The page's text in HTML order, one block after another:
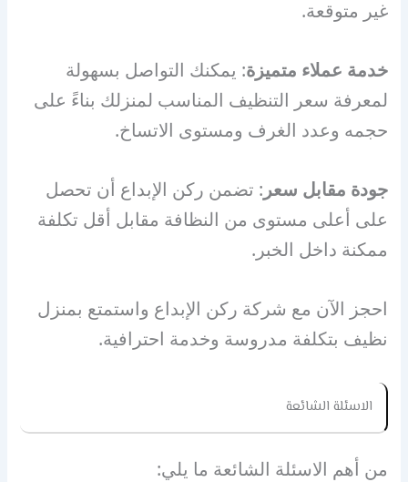
غير متوقعة.
خدمة عملاء متميزة: يمكنك التواصل بسهولة
لمعرفة سعر التنظيف المناسب لمنزلك بناءً على
حجمه وعدد الغرف ومستوى الاتساخ.
جودة مقابل سعر : تضمن ركن الإبداع أن تحصل
على أعلى مستوى من النظافة مقابل أقل تكلفة
ممكنة داخل الخبر.
احجز الآن مع شركة ركن الإبداع واستمتع بمنزل
نظيف بتكلفة مدروسة وخدمة احترافية.
الاسئلة الشائعة
من أهم الاسئلة الشائعة ما يلي: